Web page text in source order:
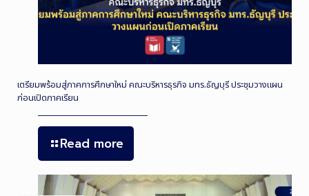
เตรียมพร้อมสู่ภาคการศึกษาใหม่ คณะบริหารธุรกิจ มทร.ธัญบุรี ประชุมวางแผน
ก่อนเปิดภาคเรียน
Read more